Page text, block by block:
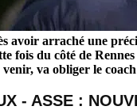
avoir arraché une
fois du côté de
va obliger le